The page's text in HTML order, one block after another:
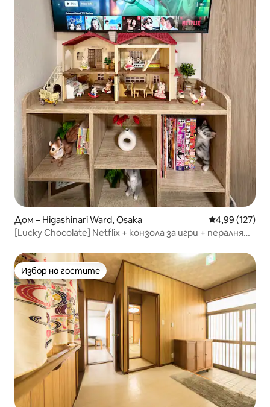
Дом – Higashinari Ward, Osaka Средна
4,99 (127)
[Lucky Chocolate] Netflix + конзола за игри + пералня
до Дотонбори/Шинсайбаши, 2 спирки до парка на
Осака
Избор на гостите
Избор на гостите